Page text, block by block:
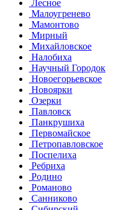
Лесное
Малоугренево
Мамонтово
Мирный
Михайловское
Налобиха
Научный Городок
Новоегорьевское
Новоярки
Озерки
Павловск
Панкрушиха
Первомайское
Петропавловское
Поспелиха
Ребриха
Родино
Романово
Санниково